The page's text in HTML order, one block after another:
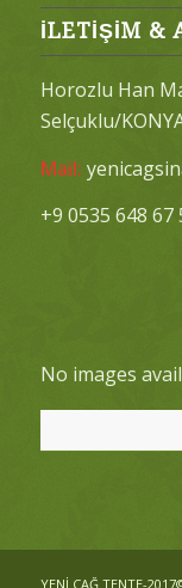
İLETİŞİM &
Horozlu Han
Selçuklu/
Mail:
+9 0535 648 67
No images
YENİ ÇAĞ TENTE-